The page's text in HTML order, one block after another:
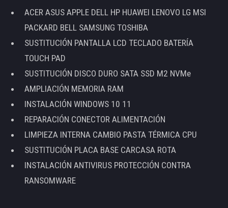
ACER ASUS APPLE DELL HP HUAWEI LENOVO LG MSI
PACKARD BELL SAMSUNG TOSHIBA
SUSTITUCIÓN PANTALLA LCD TECLADO BATERÍA
TOUCH PAD
SUSTITUCIÓN DISCO DURO SATA SSD M2 NVMe
AMPLIACIÓN MEMORIA RAM
INSTALACIÓN WINDOWS 10 11
REPARACIÓN CONECTOR ALIMENTACIÓN
LIMPIEZA INTERNA CAMBIO PASTA TÉRMICA CPU
SUSTITUCIÓN PLACA BASE CARCASA ROTA
INSTALACIÓN ANTIVIRUS PROTECCIÓN CONTRA
RANSOMWARE